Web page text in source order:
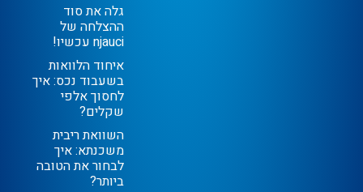
גלה את סוד
ההצלחה של
njauci עכשיו!
איחוד הלוואות
בשעבוד נכס: איך
לחסוך אלפי
שקלים?
השוואת ריבית
משכנתא: איך
לבחור את הטובה
ביותר?